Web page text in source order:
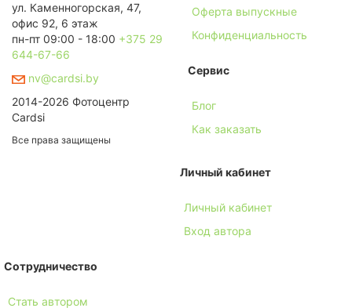
ул. Каменногорская, 47,
офис 92, 6 этаж
пн-пт 09:00 - 18:00 +375 29
644-67-66
nv@cardsi.by
2014-2026 Фотоцентр
Cardsi
Все права защищены
Оферта выпускные
Конфиденциальность
Сервис
Блог
Как заказать
Личный кабинет
Личный кабинет
Вход автора
Сотрудничество
Стать автором